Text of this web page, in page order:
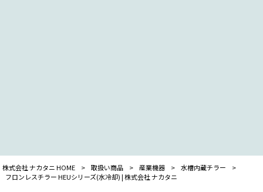
株式会社 ナカタニ HOME > 取扱い商品 > 産業機器 > 水槽内蔵チラー
>
フロンレスチラー HEUシリーズ(水冷却) | 株式会社 ナカタニ